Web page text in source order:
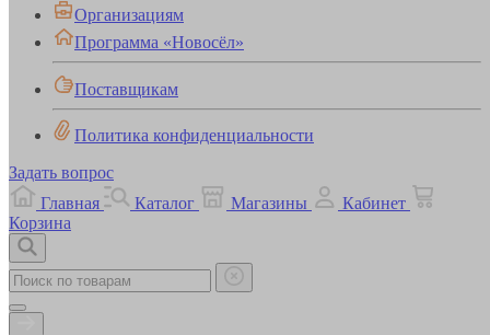
Организациям
Программа «Новосёл»
Поставщикам
Политика конфиденциальности
Задать вопрос
Главная
Каталог Магазины
Кабинет
Корзина